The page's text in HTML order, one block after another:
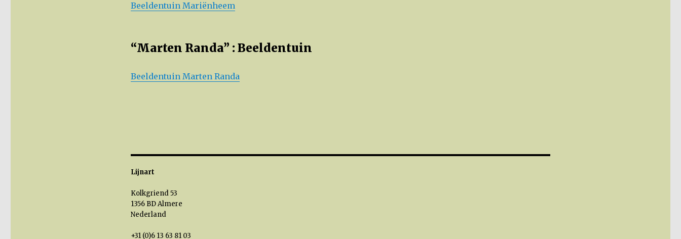
Beeldentuin Mariënheem
“Marten Randa” : Beeldentuin
Beeldentuin Marten Randa
Lijnart
Kolkgriend 53
1356 BD Almere
Nederland
+31 (0)6 13 63 81 03